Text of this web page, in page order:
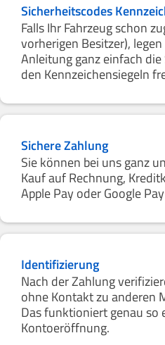
Sicherheitscodes
Falls Ihr Fahrzeug schon
vorherigen Besitzer),
Anleitung ganz einfach
den Kennzeichensiegeln
Sichere Zahlung
Sie können bei uns ganz
Kauf auf Rechnung,
Apple Pay oder Google
Identifizierung
Nach der Zahlung
ohne Kontakt zu anderen
Das funktioniert genau so
Kontoeröffnung.